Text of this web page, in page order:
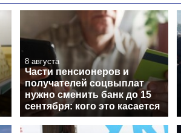
8 августа
Части пенсионеров и
получателей соцвыплат
нужно сменить банк до 15
сентября: кого это касается